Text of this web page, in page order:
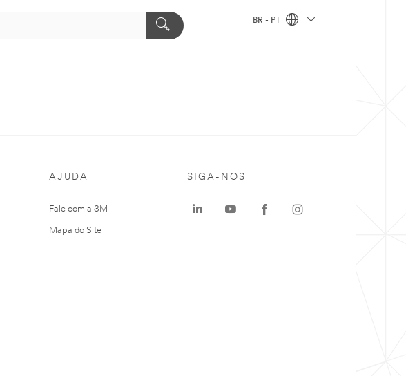
BR - PT
AJUDA
Fale com a 3M
Mapa do Site
SIGA-NOS